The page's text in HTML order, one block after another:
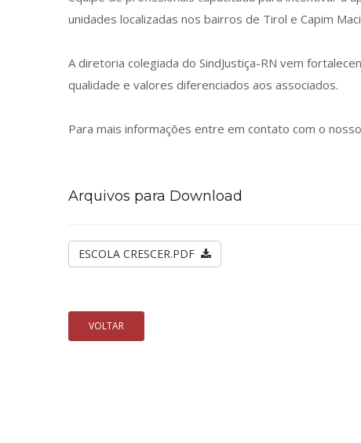
unidades localizadas nos bairros de Tirol e Capim
A diretoria colegiada do SindJustiça-RN vem
qualidade e valores diferenciados aos associados.
Para mais informações entre em contato com o
Arquivos para Download
ESCOLA CRESCER.PDF
VOLTAR